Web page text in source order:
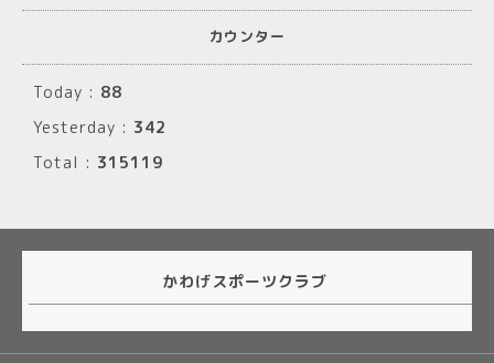
カウンター
Today : 88
Yesterday : 342
Total : 315119
かわげスポーツクラブ